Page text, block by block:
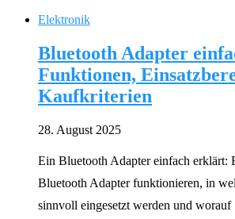
Elektronik
Bluetooth Adapter
Funktionen,
Kaufkriterien
28. August 2025
Ein Bluetooth Adapter einfach erklärt:
Bluetooth Adapter funktionieren, in
sinnvoll eingesetzt werden und worauf